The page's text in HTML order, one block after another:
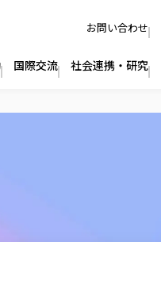
お問い合わせ
国際交流 社会連携・研究